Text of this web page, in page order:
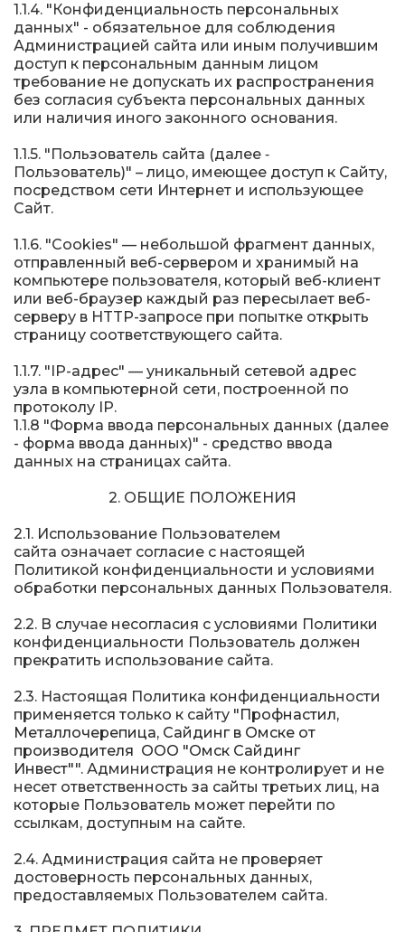
1.1.4. "Конфиденциальность персональных
данных" - обязательное для соблюдения
Администрацией сайта или иным получившим
доступ к персональным данным лицом
требование не допускать их распространения
без согласия субъекта персональных данных
или наличия иного законного основания.
1.1.5. "Пользователь сайта (далее ‑
Пользователь)" – лицо, имеющее доступ к Сайту,
посредством сети Интернет и использующее
Сайт.
1.1.6. "Cookies" — небольшой фрагмент данных,
отправленный веб-сервером и хранимый на
компьютере пользователя, который веб-клиент
или веб-браузер каждый раз пересылает веб-
серверу в HTTP-запросе при попытке открыть
страницу соответствующего сайта.
1.1.7. "IP-адрес" — уникальный сетевой адрес
узла в компьютерной сети, построенной по
протоколу IP.
1.1.8 "Форма ввода персональных данных (далее
- форма ввода данных)" - средство ввода
данных на страницах сайта.
2. ОБЩИЕ ПОЛОЖЕНИЯ
2.1. Использование Пользователем
сайта означает согласие с настоящей
Политикой конфиденциальности и условиями
обработки персональных данных Пользователя.
2.2. В случае несогласия с условиями Политики
конфиденциальности Пользователь должен
прекратить использование сайта.
2.3. Настоящая Политика конфиденциальности
применяется только к сайту " Профнастил,
Металлочерепица, Сайдинг в Омске от
производителя ООО "Омск Сайдинг
Инвест"". Администрация не контролирует и не
несет ответственность за сайты третьих лиц, на
которые Пользователь может перейти по
ссылкам, доступным на сайте.
2.4. Администрация сайта не проверяет
достоверность персональных данных,
предоставляемых Пользователем сайта.